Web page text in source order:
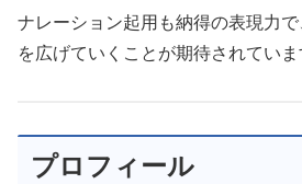
ナレーション起用も納得の表現力
を広げていくことが期待されていま
プロフィール